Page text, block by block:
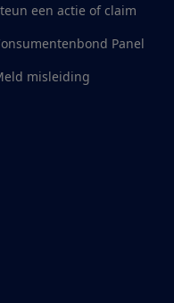
een actie of claim
Panel
misleiding